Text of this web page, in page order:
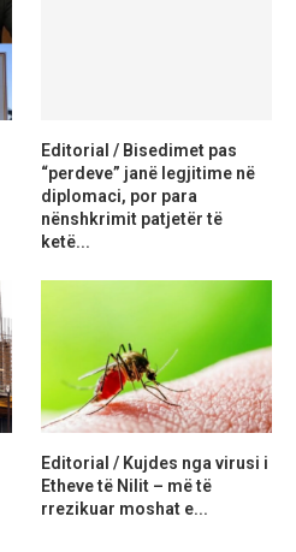
Editorial / Bisedimet pas
“perdeve” janë legjitime në
diplomaci, por para
nënshkrimit patjetër të
ketë...
Editorial / Kujdes nga virusi i
Etheve të Nilit – më të
rrezikuar moshat e...